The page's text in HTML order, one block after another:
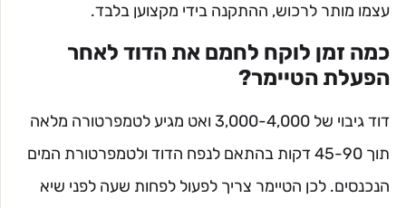
עצמו מותר לרכוש, ההתקנה בידי מקצוען בלבד.
כמה זמן לוקח לחמם את הדוד לאחר
הפעלת הטיימר?
דוד גיבוי של 3,000-4,000 ואט מגיע לטמפרטורה מלאה
תוך 45-90 דקות בהתאם לנפח הדוד ולטמפרטורת המים
הנכנסים. לכן הטיימר צריך לפעול לפחות שעה לפני שיא